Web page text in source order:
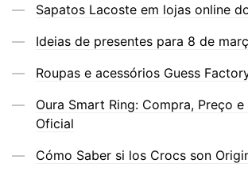
Sapatos Lacoste em lojas online
Ideias de presentes para 8 de
Roupas e acessórios Guess
Oura Smart Ring: Compra, Preço
Oficial
Cómo Saber si los Crocs son